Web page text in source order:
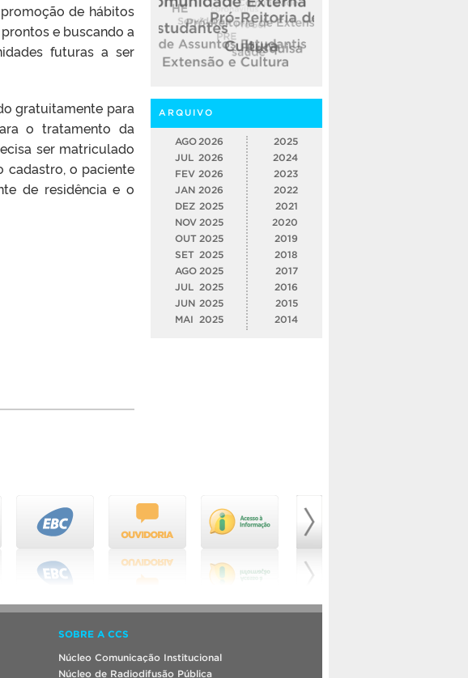
de hábitos
e buscando a
futuras a ser
gratuitamente para
o tratamento da
ser matriculado
cadastro, o paciente
de residência e o
ARQUIVO
AGO 2026
JUL 2026
FEV 2026
JAN 2026
DEZ 2025
NOV 2025
OUT 2025
SET 2025
AGO 2025
JUL
2025
JUN 2025
MAI
2025
2025
2024
2023
2022
2021
2020
2019
2018
2017
2016
2015
2014
SOBRE A CCS
Núcleo Comunicação Institucional
Núcleo de Radiodifusão Pública